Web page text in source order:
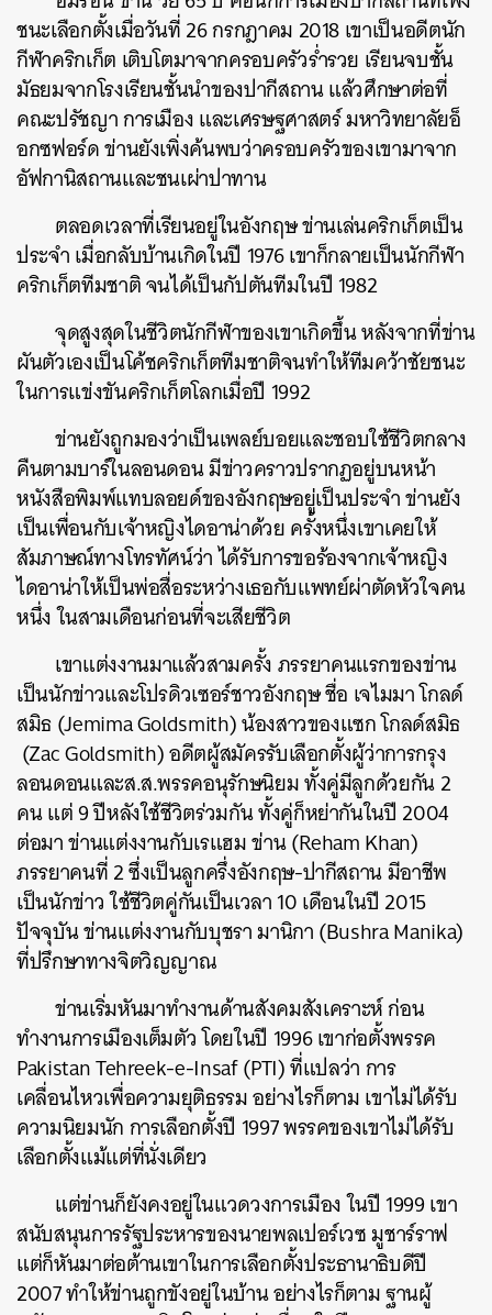
ชนะเลือกตั้งเมื่อวันที่ 26 กรกฎาคม 2018 เขาเป็นอดีตนัก
กีฬาคริกเก็ต เติบโตมาจากครอบครัวร่ำรวย เรียนจบชั้น
มัธยมจากโรงเรียนชั้นนำของปากีสถาน แล้วศึกษาต่อที่
คณะปรัชญา การเมือง และเศรษฐศาสตร์ มหาวิทยาลัยอ็
อกซฟอร์ด ข่านยังเพิ่งค้นพบว่าครอบครัวของเขามาจาก
อัฟกานิสถานและชนเผ่าปาทาน
ตลอดเวลาที่เรียนอยู่ในอังกฤษ ข่านเล่นคริกเก็ตเป็น
ประจำ เมื่อกลับบ้านเกิดในปี 1976 เขาก็กลายเป็นนักกีฬา
คริกเก็ตทีมชาติ จนได้เป็นกัปตันทีมในปี 1982
จุดสูงสุดในชีวิตนักกีฬาของเขาเกิดขึ้น หลังจากที่ข่าน
ผันตัวเองเป็นโค้ชคริกเก็ตทีมชาติจนทำให้ทีมคว้าชัยชนะ
ในการแข่งขันคริกเก็ตโลกเมื่อปี 1992
ข่านยังถูกมองว่าเป็นเพลย์บอยและชอบใช้ชีวิตกลาง
คืนตามบาร์ในลอนดอน มีข่าวคราวปรากฏอยู่บนหน้า
หนังสือพิมพ์แทบลอยด์ของอังกฤษอยู่เป็นประจำ ข่านยัง
เป็นเพื่อนกับเจ้าหญิงไดอาน่าด้วย ครั้งหนึ่งเขาเคยให้
สัมภาษณ์ทางโทรทัศน์ว่า ได้รับการขอร้องจากเจ้าหญิง
ไดอาน่าให้เป็นพ่อสื่อระหว่างเธอกับแพทย์ผ่าตัดหัวใจคน
หนึ่ง ในสามเดือนก่อนที่จะเสียชีวิต
เขาแต่งงานมาแล้วสามครั้ง ภรรยาคนแรกของข่าน
เป็นนักข่าวและโปรดิวเซอร์ชาวอังกฤษ ชื่อ เจไมมา โกลด์
สมิธ (Jemima Goldsmith) น้องสาวของแซก โกลด์สมิธ
(Zac Goldsmith) อดีตผู้สมัครรับเลือกตั้งผู้ว่าการกรุง
ลอนดอนและส.ส.พรรคอนุรักษนิยม ทั้งคู่มีลูกด้วยกัน 2
คน แต่ 9 ปีหลังใช้ชีวิตร่วมกัน ทั้งคู่ก็หย่ากันในปี 2004
ต่อมา ข่านแต่งงานกับเรแฮม ข่าน (Reham Khan)
ภรรยาคนที่ 2 ซึ่งเป็นลูกครึ่งอังกฤษ-ปากีสถาน มีอาชีพ
เป็นนักข่าว ใช้ชีวิตคู่กันเป็นเวลา 10 เดือนในปี 2015
ปัจจุบัน ข่านแต่งงานกับบุชรา มานิกา (Bushra Manika)
ที่ปรึกษาทางจิตวิญญาณ
ข่านเริ่มหันมาทำงานด้านสังคมสังเคราะห์ ก่อน
ทำงานการเมืองเต็มตัว โดยในปี 1996 เขาก่อตั้งพรรค
Pakistan Tehreek-e-Insaf (PTI) ที่แปลว่า การ
เคลื่อนไหวเพื่อความยุติธรรม อย่างไรก็ตาม เขาไม่ได้รับ
ความนิยมนัก การเลือกตั้งปี 1997 พรรคของเขาไม่ได้รับ
เลือกตั้งแม้แต่ที่นั่งเดียว
แต่ข่านก็ยังคงอยู่ในแวดวงการเมือง ในปี 1999 เขา
สนับสนุนการรัฐประหารของนายพลเปอร์เวซ มูชาร์ราฟ
แต่ก็หันมาต่อต้านเขาในการเลือกตั้งประธานาธิบดีปี
2007 ทำให้ข่านถูกขังอยู่ในบ้าน อย่างไรก็ตาม ฐานผู้